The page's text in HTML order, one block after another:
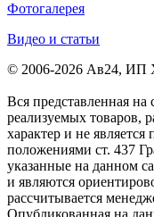
Фотогалерея
Видео и статьи
© 2006-2026 Ав24, ИП
Вся представленная
реализуемых товаров,
характер и не
положениями ст. 437
указанные на данном
и являются
рассчитывается